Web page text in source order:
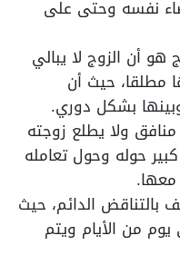
نفسه وحتى على
أن الزوج لا يبالي
مطلقا، حيث أن
بشكل دوري.
ولا يطلع زوجته
حوله وحول تعامله
بالتناقض الدائم، حيث
من الأيام ويتم